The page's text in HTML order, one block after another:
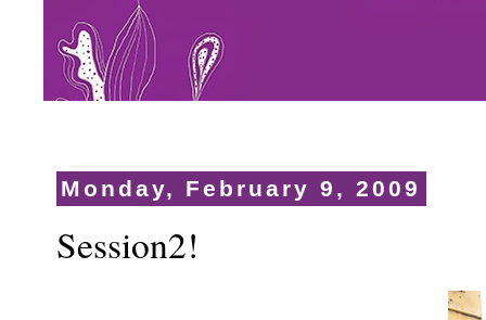
Monday, February 9, 2009
Session2!